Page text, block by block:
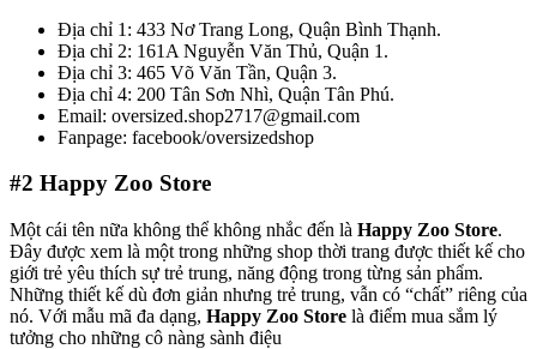
Địa chỉ 1: 433 Nơ Trang Long, Quận Bình Thạnh.
Địa chỉ 2: 161A Nguyễn Văn Thủ, Quận 1.
Địa chỉ 3: 465 Võ Văn Tần, Quận 3.
Địa chỉ 4: 200 Tân Sơn Nhì, Quận Tân Phú.
Email: oversized.shop2717@gmail.com
Fanpage: facebook/oversizedshop
#2 Happy Zoo Store
Một cái tên nữa không thể không nhắc đến là Happy Zoo Store.
Đây được xem là một trong những shop thời trang được thiết kế cho
giới trẻ yêu thích sự trẻ trung, năng động trong từng sản phẩm.
Những thiết kế dù đơn giản nhưng trẻ trung, vẫn có “chất” riêng của
nó. Với mẫu mã đa dạng, Happy Zoo Store là điểm mua sắm lý
tưởng cho những cô nàng sành điệu